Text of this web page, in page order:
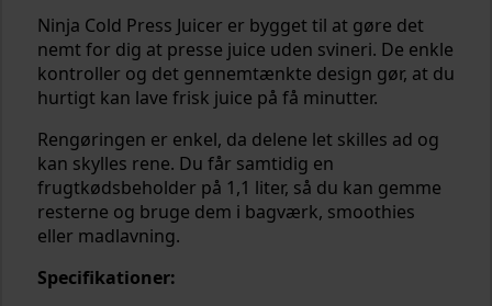
Ninja Cold Press Juicer er bygget til at gøre det
nemt for dig at presse juice uden svineri. De enkle
kontroller og det gennemtænkte design gør, at du
hurtigt kan lave frisk juice på få minutter.
Rengøringen er enkel, da delene let skilles ad og
kan skylles rene. Du får samtidig en
frugtkødsbeholder på 1,1 liter, så du kan gemme
resterne og bruge dem i bagværk, smoothies
eller madlavning.
Specifikationer: